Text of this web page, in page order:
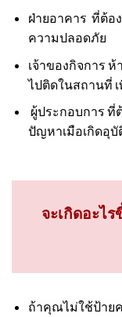
ฝ่ายอาคาร ที่ต้อ
ความปลอดภัย
เจ้าของกิจการ
ไปติดในสถานที่
ผู้ประกอบการ ที่
ปัญหาเมือเกิดอุบั
จะเกิดอะไ
ถ้าคุณไม่ใช้ป้าย